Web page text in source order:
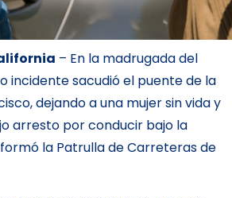
– En la madrugada del
incidente sacudió el puente de la
dejando a una mujer sin vida y
arresto por conducir bajo la
la Patrulla de Carreteras de